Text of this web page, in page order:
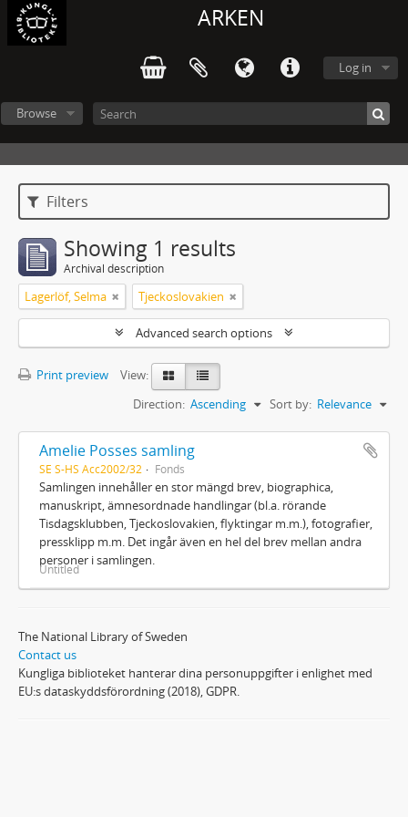
ARKEN
Log in
Browse
Filters
Showing 1 results
Archival description
Lagerlöf, Selma Tjeckoslovakien
Advanced search options
Print preview
View:
Sort by: Relevance
Direction: Ascending
Amelie Posses samling
SE S-HS Acc2002/32 Fonds
Samlingen innehåller en stor mängd brev, biographica,
manuskript, ämnesordnade handlingar (bl.a. rörande
Tisdagsklubben, Tjeckoslovakien, flyktingar m.m.), fotografier,
pressklipp m.m. Det ingår även en hel del brev mellan andra
personer i samlingen.
Untitled
The National Library of Sweden
Contact us
Kungliga biblioteket hanterar dina personuppgifter i enlighet med
EU:s dataskyddsförordning (2018), GDPR.